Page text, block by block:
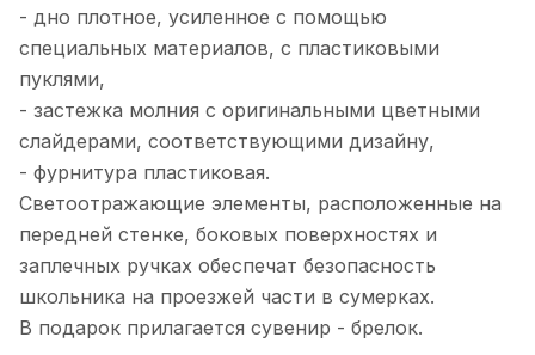
- дно плотное, усиленное с помощью
специальных материалов, с пластиковыми
пуклями,
- застежка молния с оригинальными цветными
слайдерами, соответствующими дизайну,
- фурнитура пластиковая.
Светоотражающие элементы, расположенные на
передней стенке, боковых поверхностях и
заплечных ручках обеспечат безопасность
школьника на проезжей части в сумерках.
В подарок прилагается сувенир - брелок.